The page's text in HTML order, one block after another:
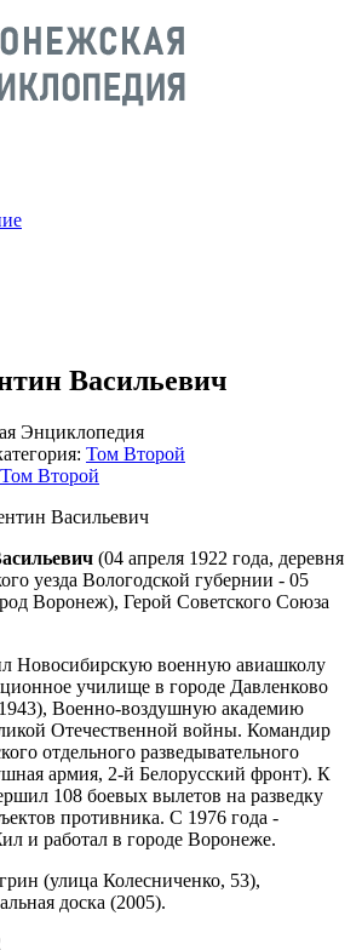
Васильевич
Энциклопедия
Том Второй
Второй
(04 апреля 1922 года, деревня
уезда Вологодской губернии - 05
Воронеж), Герой Советского Союза
Новосибирскую военную авиашколу
училище в городе Давленково
Военно-воздушную академию
Отечественной войны. Командир
отдельного разведывательного
армия, 2-й Белорусский фронт). К
108 боевых вылетов на разведку
противника. С 1976 года -
и работал в городе Воронеже.
(улица Колесниченко, 53),
доска (2005).